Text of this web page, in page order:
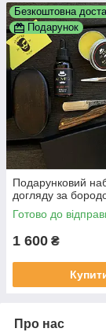
Безкоштовна
Подарунок
Подарунковий
догляду за
Готово до
1 600 ₴
Про нас